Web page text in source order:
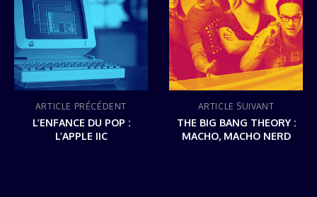
ARTICLE PRÉCÉDENT
L’ENFANCE DU POP :
L’APPLE IIC
ARTICLE SUIVANT
THE BIG BANG THEORY :
MACHO, MACHO NERD